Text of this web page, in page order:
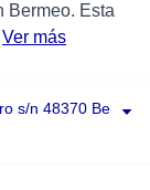
Bermeo. Esta
Ver más
s/n 48370 Bermeo